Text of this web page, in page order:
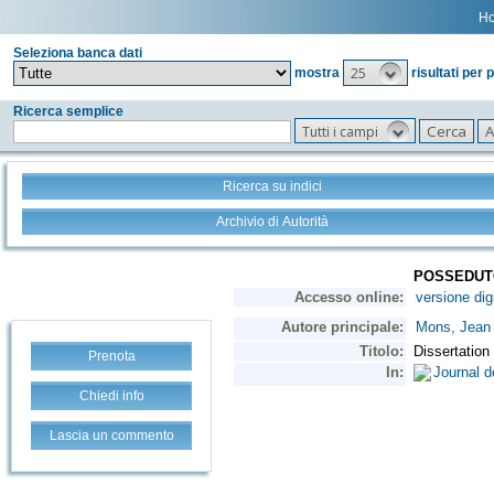
Seleziona banca dati
mostra
25 risultati per
Ricerca semplice
Tutti i campi
Ricerca su indici
Archivio di Autorità
Prenota
Chiedi info
Lascia un commento